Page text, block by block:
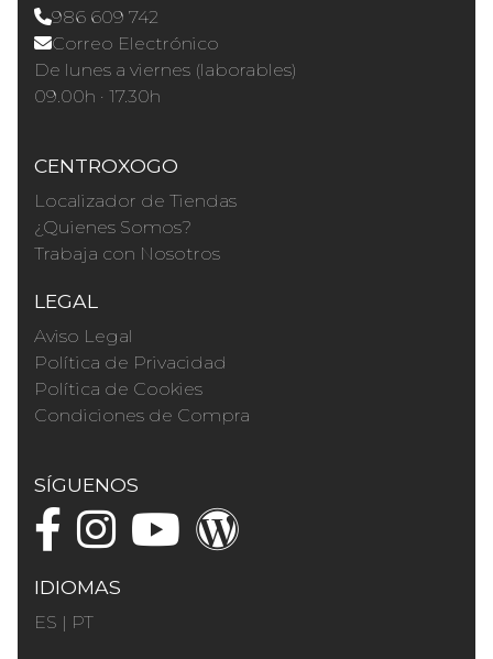
986 609 742
Correo Electrónico
De lunes a viernes (laborables)
09.00h · 17.30h
CENTROXOGO
Localizador de Tiendas
¿Quienes Somos?
Trabaja con Nosotros
LEGAL
Aviso Legal
Política de Privacidad
Política de Cookies
Condiciones de Compra
SÍGUENOS
IDIOMAS
ES | PT